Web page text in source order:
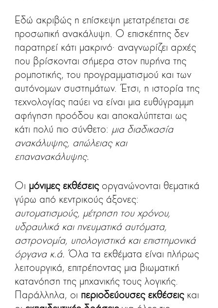
Εδώ ακριβώς η επίσκεψη μετατρέπεται σε
προσωπική ανακάλυψη. Ο επισκέπτης δεν
παρατηρεί κάτι μακρινό· αναγνωρίζει αρχές
που βρίσκονται σήμερα στον πυρήνα της
ρομποτικής, του προγραμματισμού και των
αυτόνομων συστημάτων. Έτσι, η ιστορία της
τεχνολογίας παύει να είναι μια ευθύγραμμη
αφήγηση προόδου και αποκαλύπτεται ως
κάτι πολύ πιο σύνθετο: μια διαδικασία
ανακάλυψης, απώλειας και
επανανακάλυψης.
Οι μόνιμες εκθέσεις οργανώνονται θεματικά
γύρω από κεντρικούς άξονες:
αυτοματισμούς, μέτρηση του χρόνου,
υδραυλικά και πνευματικά αυτόματα,
αστρονομία, υπολογιστικά και επιστημονικά
όργανα κ.ά. Όλα τα εκθέματα είναι πλήρως
λειτουργικά, επιτρέποντας μια βιωματική
κατανόηση της μηχανικής τους λογικής.
Παράλληλα, οι περιοδεύουσες εκθέσεις και